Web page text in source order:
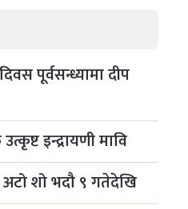
पूर्वसन्ध्यामा दीप
इन्द्रायणी मावि
शो भदौ ९ गतेदेखि